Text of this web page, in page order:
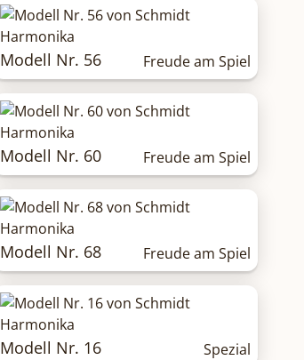
Modell Nr. 56 Freude am Spiel
Modell Nr. 60 Freude am Spiel
Modell Nr. 68 Freude am Spiel
Modell Nr. 16 Spezial